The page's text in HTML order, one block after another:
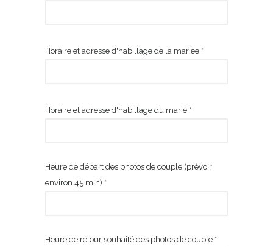
Horaire et adresse d'habillage de la mariée *
Horaire et adresse d'habillage du marié *
Heure de départ des photos de couple (prévoir
environ 45 min) *
Heure de retour souhaité des photos de couple *